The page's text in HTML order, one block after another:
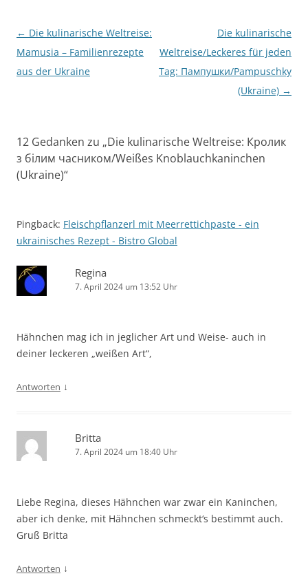
Beitragsnavigation
← Die kulinarische Weltreise:
Mamusia – Familienrezepte
aus der Ukraine
Die kulinarische
Weltreise/Leckeres für jeden
Tag: Пампушки/Pampuschky
(Ukraine) →
12 Gedanken zu „Die kulinarische Weltreise: Кролик
з білим часником/Weißes Knoblauchkaninchen
(Ukraine)“
Pingback: Fleischpflanzerl mit Meerrettichpaste - ein
ukrainisches Rezept - Bistro Global
Regina
7. April 2024 um 13:52 Uhr
Hähnchen mag ich in jeglicher Art und Weise- auch in
deiner leckeren „weißen Art“,
Antworten ↓
Britta
7. April 2024 um 18:40 Uhr
Liebe Regina, dieses Hähnchen war zwar ein Kaninchen,
aber ich denke, mit Hähnchen schmeckt‘s bestimmt auch.
Gruß Britta
Antworten ↓